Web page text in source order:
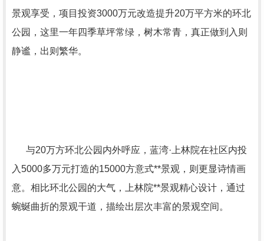
景观享受，项目投资3000万元改造提升20万平方米的环北
公园，这里一年四季草坪常绿，树木常青，真正做到入则
静谧，出则繁华。
与20万方环北公园内外呼应，蓝湾·上林院在社区内投
入5000多万元打造的15000方意式**景观，则更显诗情画
意。相比环北公园的大气，上林院**景观精心设计，通过
蜿蜒曲折的景观干道，描绘出层次丰富的景观空间。